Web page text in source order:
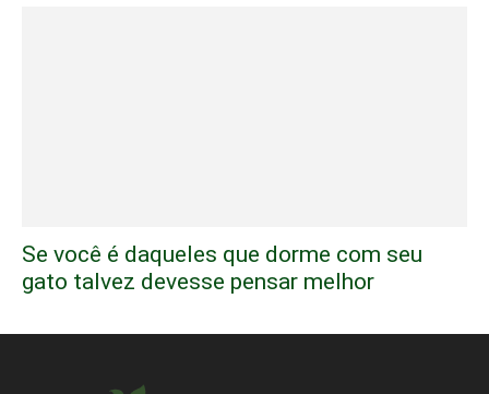
Se você é daqueles que dorme com seu
gato talvez devesse pensar melhor